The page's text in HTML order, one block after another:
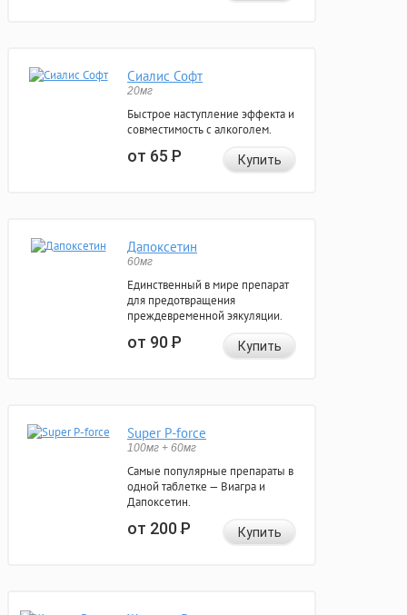
Сиалис Софт
20мг
Быстрое наступление эффекта и
совместимость с алкоголем.
от 65Р Купить
Дапоксетин
60мг
Единственный в мире препарат
для предотвращения
преждевременной эякуляции.
от 90Р Купить
Super P-force
100мг + 60мг
Самые популярные препараты в
одной таблетке — Виагра и
Дапоксетин.
от 200Р Купить